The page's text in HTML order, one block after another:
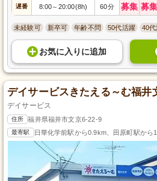
遅番 8:00～ 20:00(8h) 60分 募集 募集
未経験可 新卒可 年齢不問 50代活躍 40
お気に入り に追加
デイサービスきたえる～む福井
デイサービス
住所 福井県福井市文京6-22-9
最寄駅 日華化学前駅から0.9km、田原町駅から